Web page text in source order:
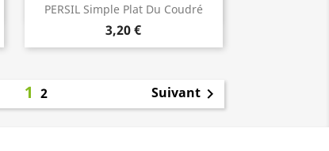
PERSIL Simple Plat Du Coudré
3,20 €
INDISPONIBLE
12 Suivant